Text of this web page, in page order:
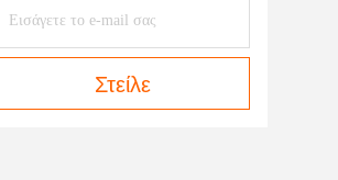
Στείλε